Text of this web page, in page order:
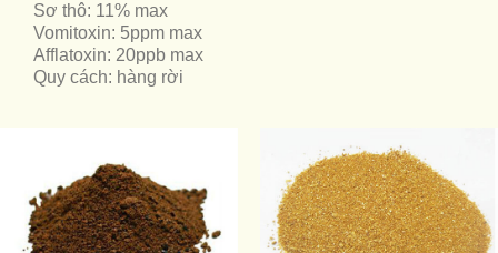
Sơ thô: 11% max
Vomitoxin: 5ppm max
Afflatoxin: 20ppb max
Quy cách: hàng rời